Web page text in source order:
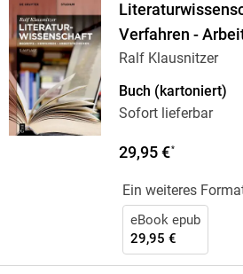
Verfahren -
Ralf Klausnitzer
Buch (kartoniert)
Sofort lieferbar
29,95 €*
Ein weiteres
eBook epub
29,95 €